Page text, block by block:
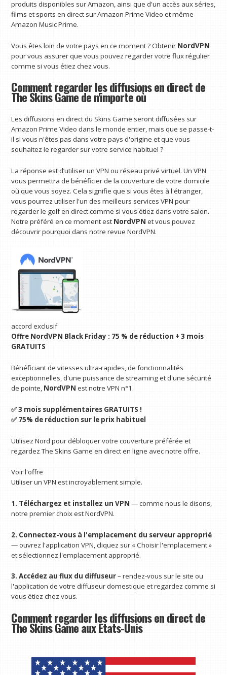
produits disponibles sur Amazon, ainsi que d'un accès aux séries,
films et sports en direct sur Amazon Prime Video et même
Amazon Music Prime.
Vous êtes loin de votre pays en ce moment ? Obtenir NordVPN
pour vous assurer que vous pouvez regarder votre flux régulier
comme si vous étiez chez vous.
Comment regarder les diffusions en direct de
The Skins Game de n'importe où
Les diffusions en direct du Skins Game seront diffusées sur
Amazon Prime Video dans le monde entier, mais que se passe-t-
il si vous n'êtes pas dans votre pays d'origine et que vous
souhaitez le regarder sur votre service habituel ?
La réponse est d’utiliser un VPN ou réseau privé virtuel. Un VPN
vous permettra de bénéficier de la couverture de votre domicile
où que vous soyez. Cela signifie que si vous êtes à l'étranger,
vous pourrez utiliser l'un des meilleurs services VPN pour
regarder le golf en direct comme si vous étiez dans votre salon.
Notre préféré en ce moment est NordVPN et vous pouvez
découvrir pourquoi dans notre revue NordVPN.
accord exclusif
Offre NordVPN Black Friday : 75 % de réduction + 3 mois
GRATUITS
Bénéficiant de vitesses ultra-rapides, de fonctionnalités
exceptionnelles, d'une puissance de streaming et d'une sécurité
de pointe, NordVPN est notre VPN n°1.
✅ 3 mois supplémentaires GRATUITS !
✅ 75% de réduction sur le prix habituel
Utilisez Nord pour débloquer votre couverture préférée et
regardez The Skins Game en direct en ligne avec notre offre.
Voir l'offre
Utiliser un VPN est incroyablement simple.
1. Téléchargez et installez un VPN — comme nous le disons,
notre premier choix est NordVPN.
2. Connectez-vous à l'emplacement du serveur approprié
— ouvrez l'application VPN, cliquez sur « Choisir l'emplacement »
et sélectionnez l'emplacement approprié.
3. Accédez au flux du diffuseur– rendez-vous sur le site ou
l'application de votre diffuseur domestique et regardez comme si
vous étiez chez vous.
Comment regarder les diffusions en direct de
The Skins Game aux États-Unis